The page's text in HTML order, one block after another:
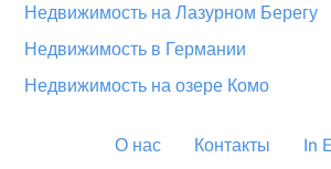
Недвижимость на Лазурном Берегу
Недвижимость в Германии
Недвижимость на озере Комо
О нас Контакты In